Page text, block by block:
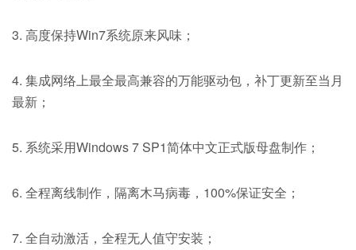
3. 高度保持Win7系统原来风味；
4. 集成网络上最全最高兼容的万能驱动包，补丁更新至当月
最新；
5. 系统采用Windows 7 SP1简体中文正式版母盘制作；
6. 全程离线制作，隔离木马病毒，100%保证安全；
7. 全自动激活，全程无人值守安装；